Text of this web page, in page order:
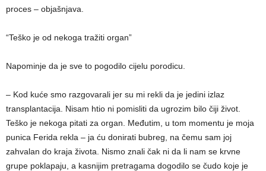
proces – objašnjava.
“Teško je od nekoga tražiti organ”
Napominje da je sve to pogodilo cijelu porodicu.
– Kod kuće smo razgovarali jer su mi rekli da je jedini izlaz
transplantacija. Nisam htio ni pomisliti da ugrozim bilo čiji život.
Teško je nekoga pitati za organ. Međutim, u tom momentu je moja
punica Ferida rekla – ja ću donirati bubreg, na čemu sam joj
zahvalan do kraja života. Nismo znali čak ni da li nam se krvne
grupe poklapaju, a kasnijim pretragama dogodilo se čudo koje je